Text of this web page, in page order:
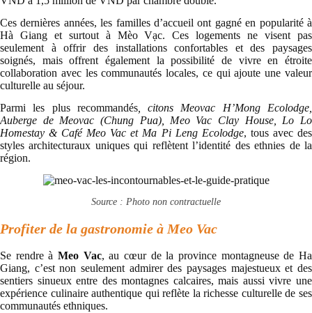
Ces dernières années, les familles d’accueil ont gagné en popularité à
Hà Giang et surtout à Mèo Vạc. Ces logements ne visent pas
seulement à offrir des installations confortables et des paysages
soignés, mais offrent également la possibilité de vivre en étroite
collaboration avec les communautés locales, ce qui ajoute une valeur
culturelle au séjour.
Parmi les plus recommandés, citons Meovac H’Mong Ecolodge,
Auberge de Meovac (Chung Pua), Meo Vac Clay House, Lo Lo
Homestay & Café Meo Vac et Ma Pi Leng Ecolodge, tous avec des
styles architecturaux uniques qui reflètent l’identité des ethnies de la
région.
Source : Photo non contractuelle
Profiter de la gastronomie à Meo Vac
Se rendre à Meo Vac, au cœur de la province montagneuse de Ha
Giang, c’est non seulement admirer des paysages majestueux et des
sentiers sinueux entre des montagnes calcaires, mais aussi vivre une
expérience culinaire authentique qui reflète la richesse culturelle de ses
communautés ethniques.